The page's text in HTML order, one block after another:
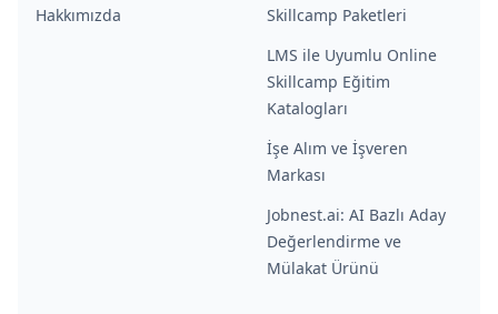
Hakkımızda
Skillcamp Paketleri
LMS ile Uyumlu Online
Skillcamp Eğitim
Katalogları
İşe Alım ve İşveren
Markası
Jobnest.ai: AI Bazlı Aday
Değerlendirme ve
Mülakat Ürünü